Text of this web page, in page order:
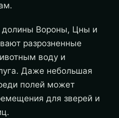
долины Вороны, Цны и
разрозненные
воду и
Даже небольшая
полей может
для зверей и